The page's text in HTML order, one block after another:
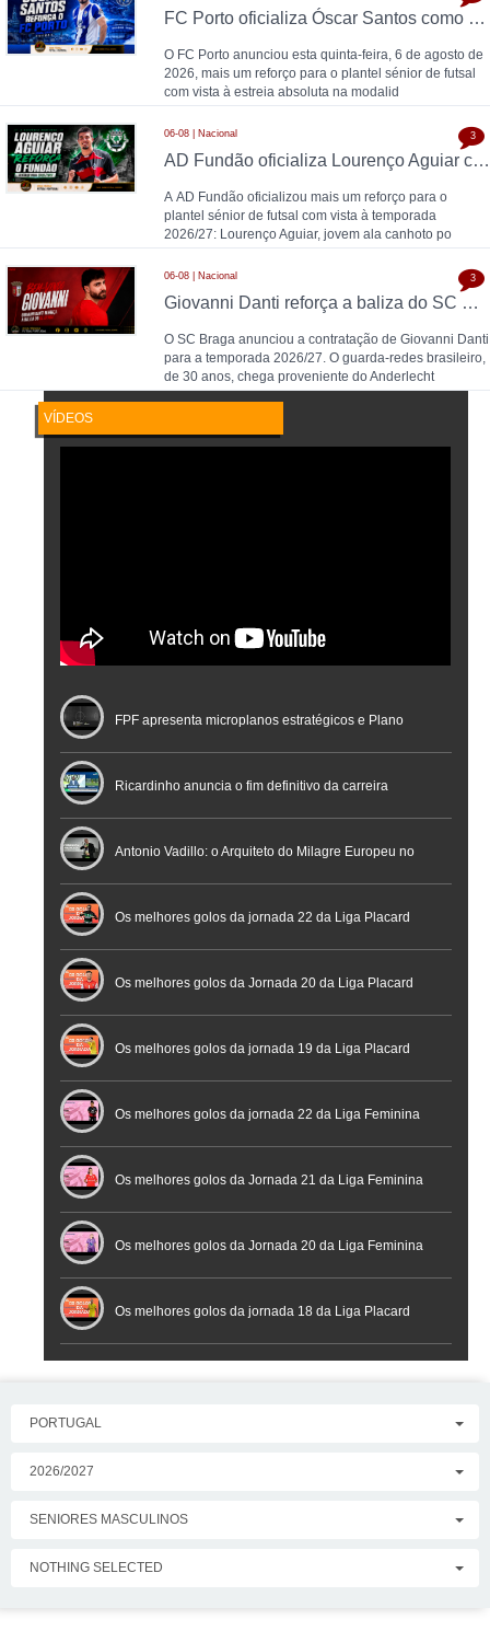
FC Porto oficializa Óscar Santos como 13.º reforço para o futsal: "O futsal acompanhou-me durante toda a vida"
O FC Porto anunciou esta quinta-feira, 6 de agosto de
2026, mais um reforço para o plantel sénior de futsal
com vista à estreia absoluta na modalid
06-08 | Nacional
AD Fundão oficializa Lourenço Aguiar como reforço para 2026/27
A AD Fundão oficializou mais um reforço para o
plantel sénior de futsal com vista à temporada
2026/27: Lourenço Aguiar, jovem ala canhoto po
3
06-08 | Nacional
Giovanni Danti reforça a baliza do SC Braga
O SC Braga anunciou a contratação de Giovanni Danti
para a temporada 2026/27. O guarda-redes brasileiro,
de 30 anos, chega proveniente do Anderlecht
3
VÍDEOS
FPF apresenta microplanos estratégicos e Plano
Nacional de Arbitragem
Ricardinho anuncia o fim definitivo da carreira
profissional em conferência histórica na Cidade do
Futebol
Antonio Vadillo: o Arquiteto do Milagre Europeu no
Futsal | Documentário
Os melhores golos da jornada 22 da Liga Placard
Os melhores golos da Jornada 20 da Liga Placard
Futsal
Os melhores golos da jornada 19 da Liga Placard
Os melhores golos da jornada 22 da Liga Feminina
Placard
Os melhores golos da Jornada 21 da Liga Feminina
Placard
Os melhores golos da Jornada 20 da Liga Feminina
Placard
Os melhores golos da jornada 18 da Liga Placard
PORTUGAL
2026/2027
SENIORES MASCULINOS
NOTHING SELECTED